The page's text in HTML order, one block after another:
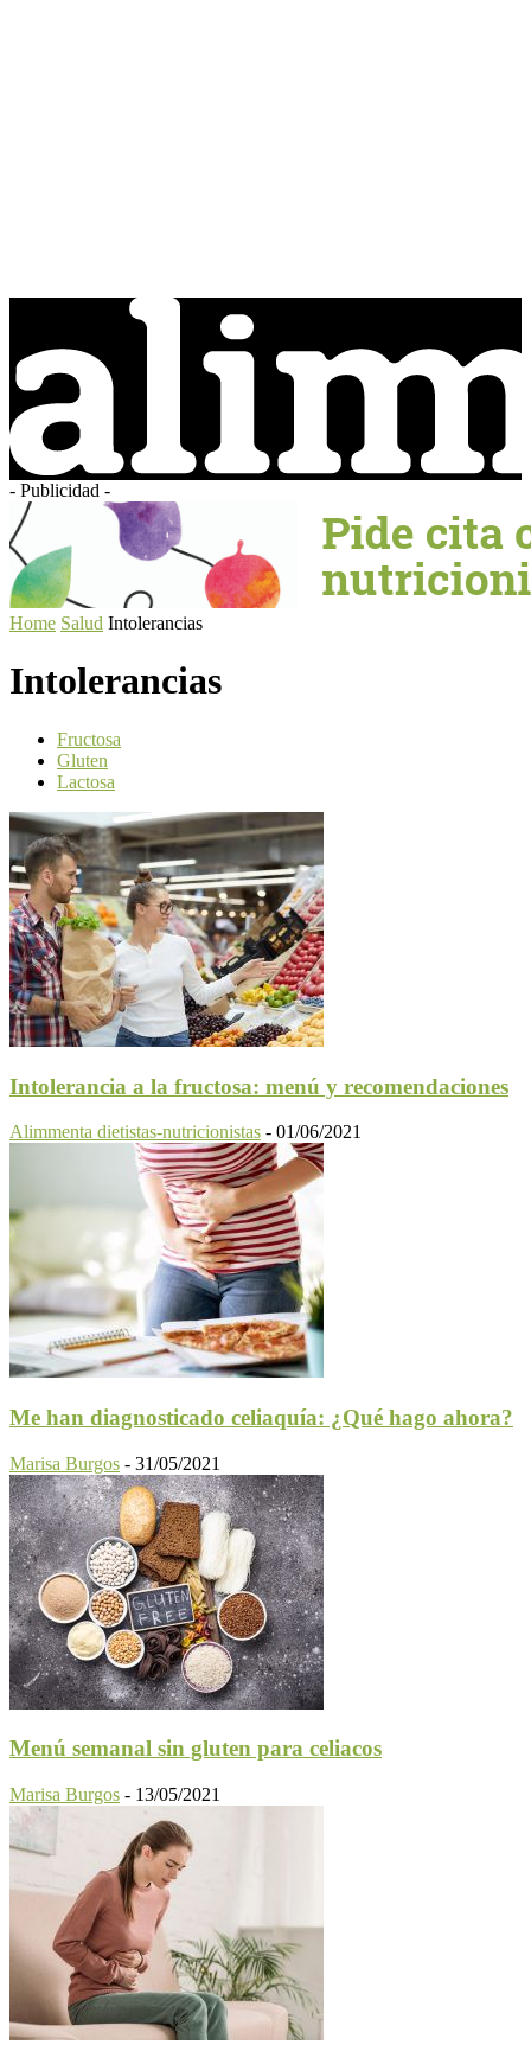
- Publicidad -
Home Salud Intolerancias
Intolerancias
Fructosa
Gluten
Lactosa
Intolerancia a la fructosa: menú y recomendaciones
Alimmenta dietistas-nutricionistas - 01/06/2021
Me han diagnosticado celiaquía: ¿Qué hago ahora?
Marisa Burgos - 31/05/2021
Menú semanal sin gluten para celiacos
Marisa Burgos - 13/05/2021